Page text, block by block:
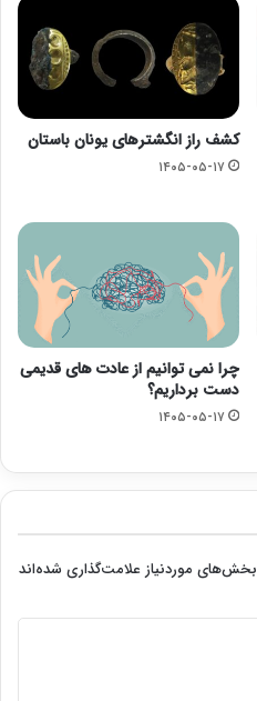
کشف راز انگشترهای یونان باستان
۱۴۰۵-۰۵-۱۷
چرا نمی توانیم از عادت های قدیمی
دست برداریم؟
۱۴۰۵-۰۵-۱۷
بخش‌های موردنیاز علامت‌گذاری شده‌اند